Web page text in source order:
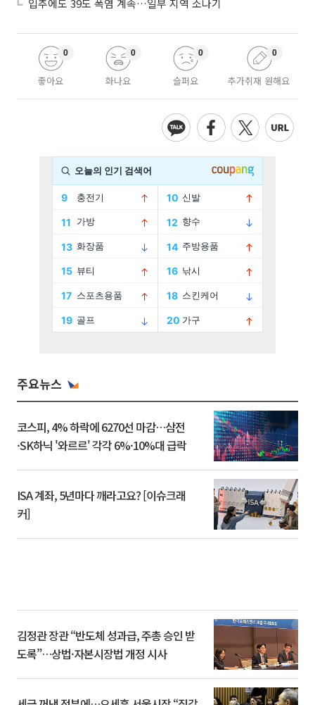
입추에도 39도 폭염 계속…일부 지역 소나기
좋아요
0
화나요
0
슬퍼요
0
추가취재 원해요
0
주요뉴스
코스피, 4% 하락에 6270선 마감…삼전
·SK하닉 '와르르' 각각 6%·10%대 급락
ISA 계좌, 5년마다 깨라고요? [이슈크래
커]
김정관 장관 “반도체 성과급, 주총 승인 받
도록”…상법·자본시장법 개정 시사